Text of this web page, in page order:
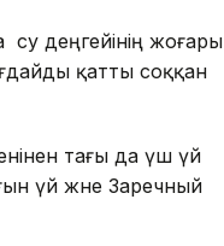
су деңгейінің жоғары
қатты соққан
тағы да үш үй
үй және Заречный